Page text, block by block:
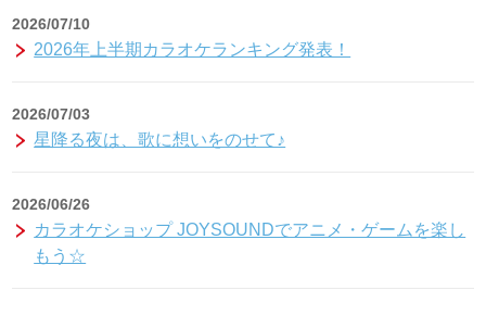
2026/07/10
2026年上半期カラオケランキング発表！
2026/07/03
星降る夜は、歌に想いをのせて♪
2026/06/26
カラオケショップ JOYSOUNDでアニメ・ゲームを楽し
もう☆